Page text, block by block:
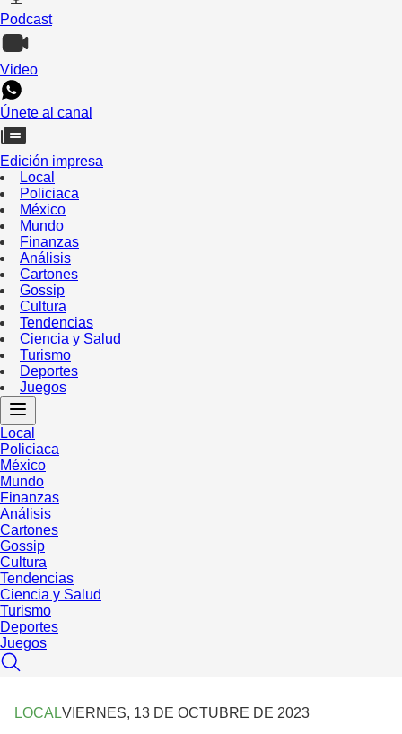
Podcast
Video
Únete al canal
Edición impresa
Local
Policiaca
México
Mundo
Finanzas
Análisis
Cartones
Gossip
Cultura
Tendencias
Ciencia y Salud
Turismo
Deportes
Juegos
Local
Policiaca
México
Mundo
Finanzas
Análisis
Cartones
Gossip
Cultura
Tendencias
Ciencia y Salud
Turismo
Deportes
Juegos
LOCALVIERNES, 13 DE OCTUBRE DE 2023